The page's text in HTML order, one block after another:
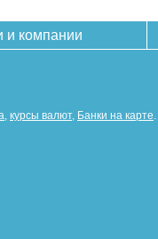
и компании
курсы валют, Банки на карте